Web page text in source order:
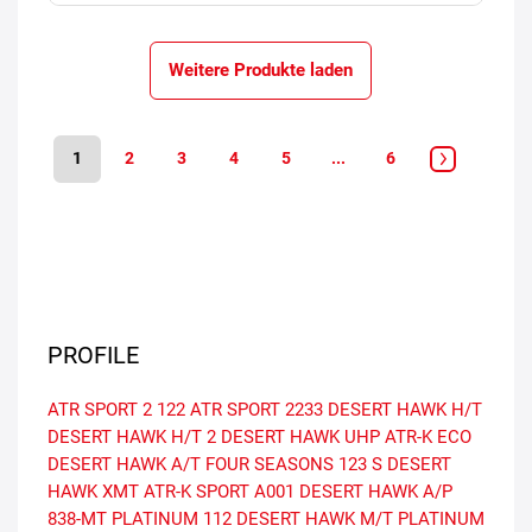
Weitere Produkte laden
1 2 3 4 5 ... 6
PROFILE
ATR SPORT 2 122 ATR SPORT 2233 DESERT HAWK H/T
DESERT HAWK H/T 2 DESERT HAWK UHP ATR-K ECO
DESERT HAWK A/T FOUR SEASONS 123 S DESERT
HAWK XMT ATR-K SPORT A001 DESERT HAWK A/P
838-MT PLATINUM 112 DESERT HAWK M/T PLATINUM